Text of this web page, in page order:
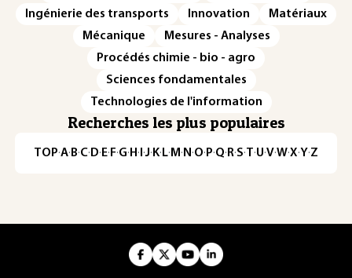
Ingénierie des transports
Innovation
Matériaux
Mécanique
Mesures - Analyses
Procédés chimie - bio - agro
Sciences fondamentales
Technologies de l'information
Recherches les plus populaires
TOP·A·B·C· D· E· F·G· H · ·J· K· L· M · N ·O· P·Q· R·S·T·U·V·W·X·Y·Z